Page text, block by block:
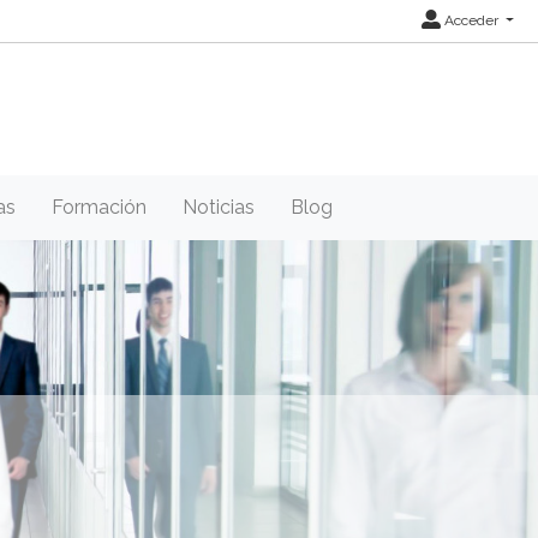
Acceder
Formación Noticias Blog